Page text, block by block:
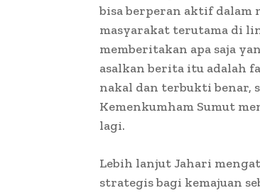
bisa berperan aktif dalam
masyarakat terutama di
memberitakan apa saja
asalkan berita itu adalah
nakal dan terbukti benar,
Kemenkumham Sumut
lagi.
Lebih lanjut Jahari
strategis bagi kemajuan